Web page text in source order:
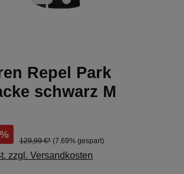
Repel Park
schwarz M
%
129,99 €* (7.69% gespart)
zzgl. Versandkosten